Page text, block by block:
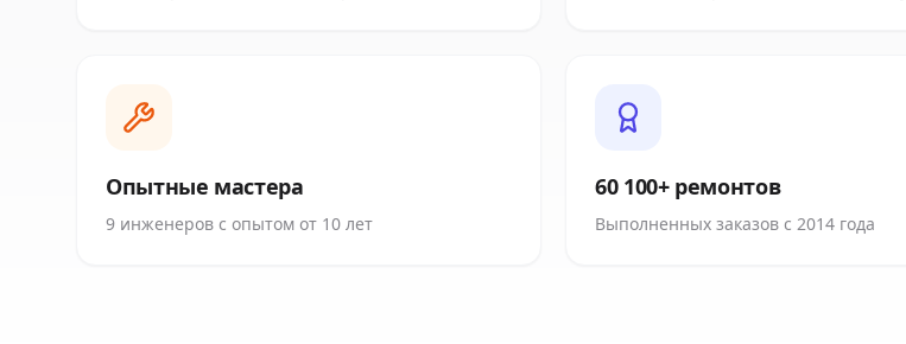
Опытные мастера
9 инженеров с опытом от 10 лет
60 100+ ремонтов
Выполненных заказов с 2014 года